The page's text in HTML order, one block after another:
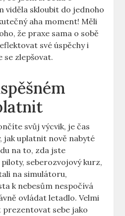
​viděla skloubit do jednoho
aha moment! Měli
že praxe sama o‌ sobě
své úspěchy i
se zlepšovat.
svůj výcvik, je čas‍
jak uplatnit nově nabyté
na⁢ to,⁤ zda jste
seberozvojový‍ kurz,
na simulátoru,
k nebesům nespočívá
ovládat letadlo. Velmi
sebe jako